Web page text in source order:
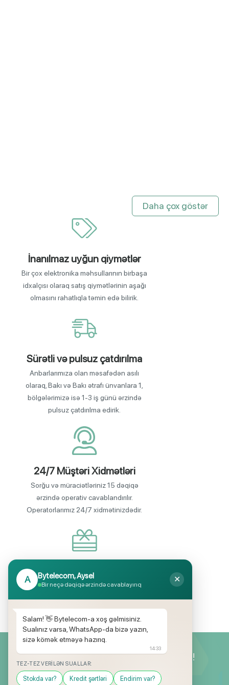
Daha çox göstər
İnanılmaz uyğun qiymətlər
Bir çox elektronika məhsullarının birbaşa
idxalçısı olaraq satış qiymətlərinin aşağı
olmasını rahatlıqla təmin edə bilirik.
Sürətli və pulsuz çatdırılma
Anbarlarımıza olan məsafədən asılı
olaraq, Bakı və Bakı ətrafı ünvanlara 1,
bölgələrimizə isə 1-3 iş günü ərzində
pulsuz çatdırılma edirik.
24/7 Müştəri Xidmətləri
Sorğu və müraciətləriniz 15 dəqiqə
ərzində operativ cavablandırılır.
Operatorlarımız 24/7 xidmətinizdədir.
Endirimli məhsul seçimi
Mağazalarımızda mütəmadi olaraq,
kampaniyaları keçirilir.
Yeniliklərimizdən ilk siz xəbərdar olun!
A Bytelecom, Aysel
Bir neçə dəqiqə ərzində cavablayırıq
✕
Salam! 👋 Bytelecom-a xoş gəlmisiniz.
Sualınız varsa, WhatsApp-da bizə yazın,
sizə kömək etməyə hazırıq.
14:33
TEZ-TEZ VERILƏN SUALLAR:
Stokda var? Kredit şərtləri Endirim var?